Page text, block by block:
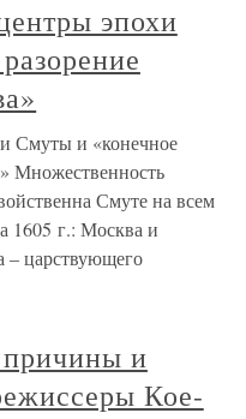
эпохи
Смуты и «конечное
Множественность
Смуте на всем
1605 г.: Москва и
– царствующего
и
Кое-